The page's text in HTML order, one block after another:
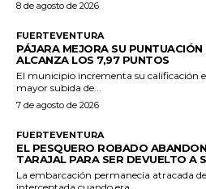
8 de agosto de 2026
FUERTEVENTURA
PÁJARA MEJORA SU PUNTUACIÓN
ALCANZA LOS 7,97 PUNTOS
El municipio incrementa su calificación
mayor subida de...
7 de agosto de 2026
FUERTEVENTURA
EL PESQUERO ROBADO
TARAJAL PARA SER DEVUELTO A
La embarcación permanecía atracada